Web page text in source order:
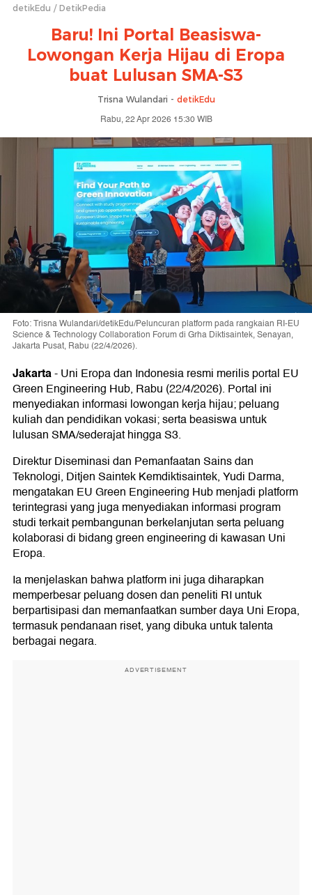
detikEdu DetikPedia
Baru! Ini Portal Beasiswa-
Lowongan Kerja Hijau di Eropa
buat Lulusan SMA-S3
Trisna Wulandari - detikEdu
Rabu, 22 Apr 2026 15:30 WIB
Foto: Trisna Wulandari/detikEdu/Peluncuran platform pada rangkaian RI-EU
Science & Technology Collaboration Forum di Grha Diktisaintek, Senayan,
Jakarta Pusat, Rabu (22/4/2026).
Jakarta-Uni Eropa dan Indonesia resmi merilis portal EU
Green Engineering Hub, Rabu (22/4/2026). Portal ini
menyediakan informasi lowongan kerja hijau; peluang
kuliah dan pendidikan vokasi; serta beasiswa untuk
lulusan SMA/sederajat hingga S3.
Direktur Diseminasi dan Pemanfaatan Sains dan
Teknologi, Ditjen Saintek Kemdiktisaintek, Yudi Darma,
mengatakan EU Green Engineering Hub menjadi platform
terintegrasi yang juga menyediakan informasi program
studi terkait pembangunan berkelanjutan serta peluang
kolaborasi di bidang green engineering di kawasan Uni
Eropa.
Ia menjelaskan bahwa platform ini juga diharapkan
memperbesar peluang dosen dan peneliti RI untuk
berpartisipasi dan memanfaatkan sumber daya Uni Eropa,
termasuk pendanaan riset, yang dibuka untuk talenta
berbagai negara.
ADVERTISEMENT